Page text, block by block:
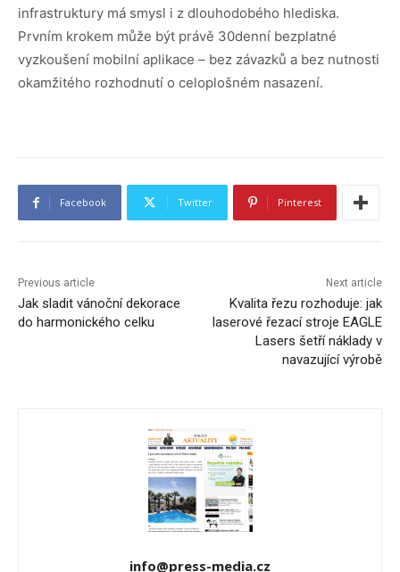
infrastruktury má smysl i z dlouhodobého hlediska.
Prvním krokem může být právě 30denní bezplatné
vyzkoušení mobilní aplikace – bez závazků a bez nutnosti
okamžitého rozhodnutí o celoplošném nasazení.
Facebook Twitter Pinterest
Previous article
Jak sladit vánoční dekorace
do harmonického celku
Next article
Kvalita řezu rozhoduje: jak
laserové řezací stroje EAGLE
Lasers šetří náklady v
navazující výrobě
info@press-media.cz